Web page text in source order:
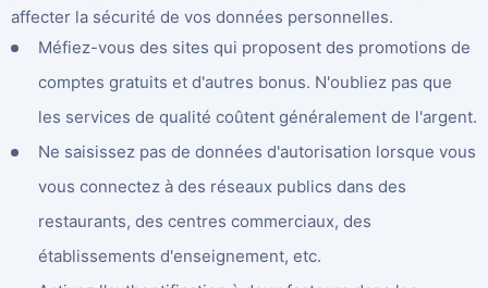
affecter la sécurité de vos données personnelles.
Méfiez-vous des sites qui proposent des promotions de
comptes gratuits et d'autres bonus. N'oubliez pas que
les services de qualité coûtent généralement de l'argent.
Ne saisissez pas de données d'autorisation lorsque vous
vous connectez à des réseaux publics dans des
restaurants, des centres commerciaux, des
établissements d'enseignement, etc.